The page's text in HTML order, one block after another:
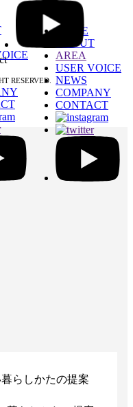
HOME
ABOUT
AREA
USER VOICE
NEWS
COMPANY
CONTACT
RESERVED.